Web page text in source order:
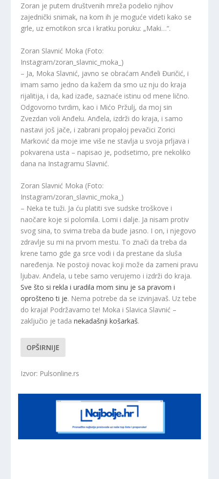
Zoran je putem društvenih mreža podelio njihov
zajednički snimak, na kom ih je moguće videti kako se
grle, uz emotikon srca i kratku poruku: „Maki…“.
Zoran Slavnić Moka (Foto:
Instagram/zoran_slavnic_moka_)
– Ja, Moka Slavnić, javno se obraćam Anđeli Đuričić, i
imam samo jedno da kažem da smo uz nju do kraja
rijalitija, i da, kad izađe, saznaće istinu od mene lično.
Odgovorno tvrdim, kao i Mićo Pržulj, da moj sin
Zvezdan voli Anđelu. Anđela, izdrži do kraja, i samo
nastavi još jače, i zabrani propaloj pevačici Zorici
Marković da moje ime više ne stavlja u svoja prljava i
pokvarena usta – napisao je, podsetimo, pre nekoliko
dana na Instagramu Slavnić.
Zoran Slavnić Moka (Foto:
Instagram/zoran_slavnic_moka_)
– Neka te tuži. Ja ću platiti sve sudske troškove i
naočare koje si polomila. Lomi i dalje. Ja nisam protiv
svog sina, to svima treba da bude jasno. I on, i njegovo
zdravlje su mi na prvom mestu. To znači da treba da
krene tamo gde ga srce vodi i da prestane da sluša
naređenja. Ne postoji novac koji može da zameni pravu
ljubav. Anđela, u tebe samo verujemo i izdrži do kraja.
Sve što si rekla i uradila mom sinu je sa pravom i
oprošteno ti je. Nema potrebe da se izvinjavaš. Uz tebe
do kraja! Podržavamo te! Moka i Slavica Slavnić –
zaključio je tadanekadašnji košarkaš.
OPŠIRNIJE
Izvor: Pulsonline.rs